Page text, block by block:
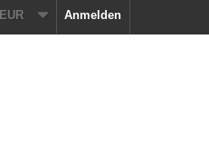
Anmelden
EUR